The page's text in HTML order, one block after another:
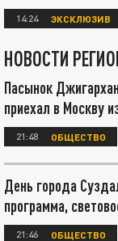
14:24 ЭКСКЛЮЗИВ
НОВОСТИ
Пасынок
приехал в Москву
21:48 ОБЩЕСТВО
День города
программа,
21:46 ОБЩЕСТВО